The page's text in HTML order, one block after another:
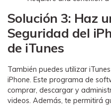
Solución 3: Haz
Seguridad del
de iTunes󠀲󠀡󠀠󠀥󠀩󠀧󠀡󠀥󠀨󠀳
También puedes utilizar
iPhone. Este programa de
comprar, descargar y
videos. Además, te permitirá